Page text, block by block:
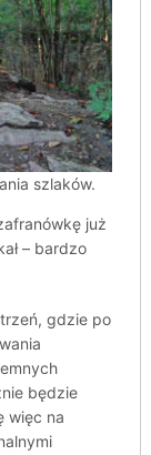
szlaków.
już
– bardzo
gdzie po
będzie
więc na